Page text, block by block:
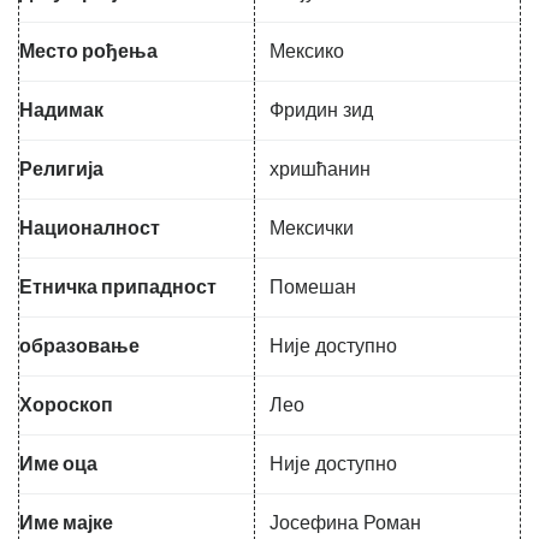
Место рођења Мексико
Надимак Фридин зид
Религија хришћанин
Националност Мексички
Етничка припадност Помешан
образовање Није доступно
Хороскоп Лео
Име оца Није доступно
Име мајке Јосефина Роман